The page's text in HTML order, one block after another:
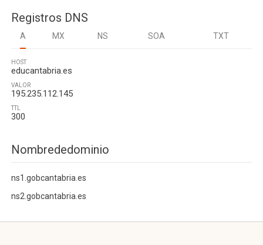
Registros DNS
A MX NS SOA TXT
HOST
educantabria.es
VALOR
195.235.112.145
TTL
300
Nombrededominio
ns1.gobcantabria.es
ns2.gobcantabria.es